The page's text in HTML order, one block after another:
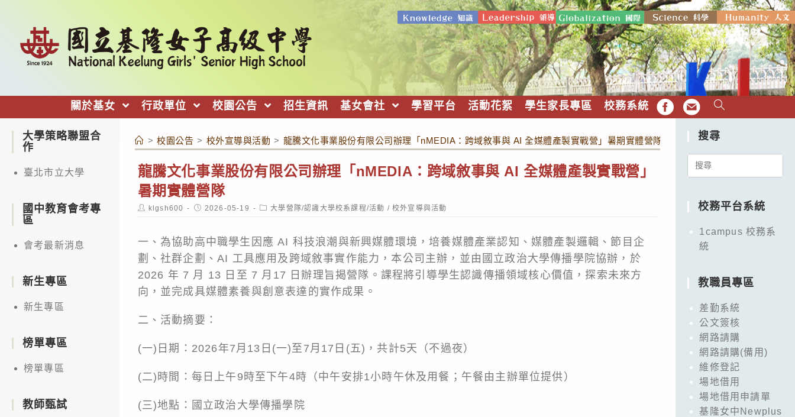
關於基女 行政單位 校園公告 招生資訊 基女會社 學習平台 活動花絮 學生家長專區 校務系統 FB EMAIL
> 校園公告 > 校外宣導與活動 > 龍騰文化事業股份有限公司辦理「nMEDIA：跨域敘事與 AI 全媒體產製實戰營」暑期實體營隊
龍騰文化事業股份有限公司辦理「nMEDIA：跨域敘事與 AI 全媒體產製實戰營」
暑期實體營隊
Post
author:
klgsh600
Post
published:
2026-05-19
Post
category:
大學營隊/認識大學校系課程/活動 / 校外宣導與活動
一、為協助高中職學生因應 AI 科技浪潮與新興媒體環境，培養媒體產業認知、媒體產製邏輯、節目企
劃、社群企劃、AI 工具應用及跨域敘事實作能力，本公司主辦，並由國立政治大學傳播學院協辦，於
2026 年 7 月 13 日至 7 月17 日辦理旨揭營隊。課程將引導學生認識傳播領域核心價值，探索未來方
向，並完成具媒體素養與創意表達的實作成果。
二、活動摘要：
(一)日期：2026年7月13日(一)至7月17日(五)，共計5天（不過夜）
(二)時間：每日上午9時至下午4時（中午安排1小時午休及用餐；午餐由主辦單位提供）
(三)地點：國立政治大學傳播學院
大學策略聯盟合
作
臺北市立大學
國中教育會考專
區
會考最新消息
新生專區
新生專區
榜單專區
榜單專區
教師甄試
搜尋
Search
校務平台系統
1campus 校務系
統
教職員專區
差勤系統
公文簽核
網路請購
網路請購(備用)
維修登記
場地借用
場地借用申請單
基隆女中Newplus